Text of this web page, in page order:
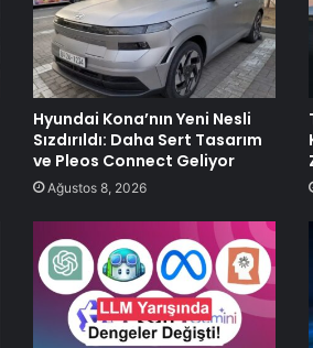
Hyundai Kona’nın Yeni Nesli
Sızdırıldı: Daha Sert Tasarım
ve Pleos Connect Geliyor
Ağustos 8, 2026